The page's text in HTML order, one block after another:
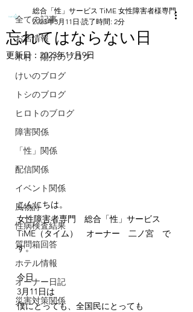
全ての記事
お店情報
木村 陽介のブログ
けいのブログ
トシのブログ
ヒロトのブログ
障害関係
「性」関係
配信関係
イベント関係
風物詩
性病検査結果
質問箱回答
ホテル情報
オーナー日記
災害対策関係
忘れてはならない日
総合「性」サービス TiME 女性障害者様専門
2023年3月11日 読了時間: 2分
更新日： 2023年11月9日
こんにちは。
女性障害者専門　総合「性」サービス
TiME（タイム）　オーナー　二ノ宮　で
す。
今日
3月11日は
僕にとっても、全国民にとっても